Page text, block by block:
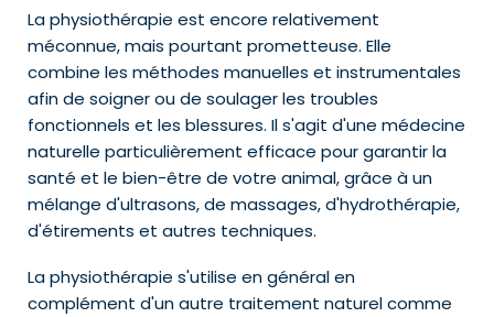
La physiothérapie est encore relativement
méconnue, mais pourtant prometteuse. Elle
combine les méthodes manuelles et instrumentales
afin de soigner ou de soulager les troubles
fonctionnels et les blessures. Il s'agit d'une médecine
naturelle particulièrement efficace pour garantir la
santé et le bien-être de votre animal, grâce à un
mélange d'ultrasons, de massages, d'hydrothérapie,
d'étirements et autres techniques.
La physiothérapie s'utilise en général en
complément d'un autre traitement naturel comme